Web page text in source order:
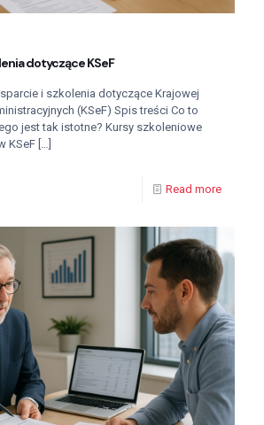
dotyczące KSeF
i szkolenia dotyczące Krajowej
(KSeF) Spis treści Co to
jest tak istotne? Kursy szkoleniowe
KSeF […]
Read more